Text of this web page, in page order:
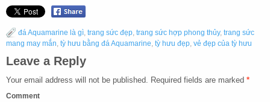
đá Aquamarine là gì, trang sức đẹp, trang sức hợp phong thủy, trang sức
mang may mắn, tỳ hưu bằng đá Aquamarine, tỳ hưu đẹp, vẻ đẹp của tỳ hưu
Leave a Reply
Your email address will not be published. Required fields are marked *
Comment